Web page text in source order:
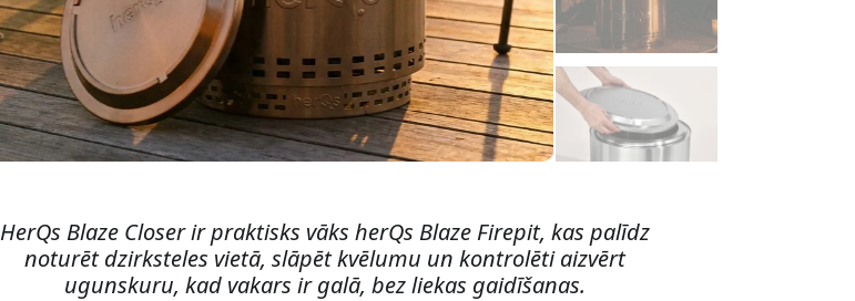
HerQs Blaze Closer ir praktisks vāks herQs Blaze Firepit, kas palīdz
noturēt dzirksteles vietā, slāpēt kvēlumu un kontrolēti aizvērt
ugunskuru, kad vakars ir galā, bez liekas gaidīšanas.